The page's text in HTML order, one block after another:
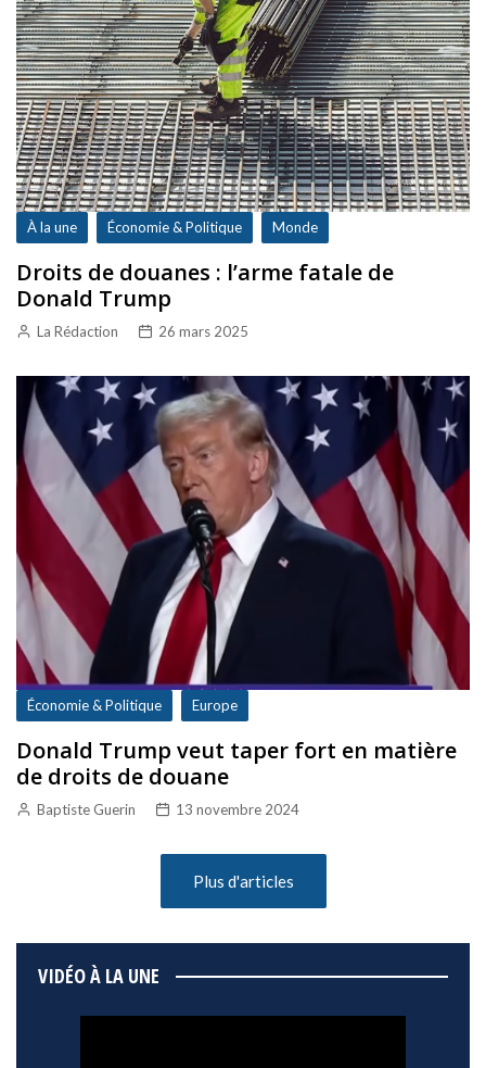
À la une Économie & Politique Monde
Droits de douanes : l’arme fatale de
Donald Trump
La Rédaction 26 mars 2025
Économie & Politique Europe
Donald Trump veut taper fort en matière
de droits de douane
Baptiste Guerin 13 novembre 2024
Plus d'articles
VIDÉO À LA UNE